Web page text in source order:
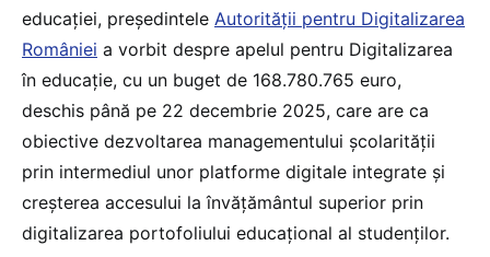
educației, președintele Autorității pentru Digitalizarea
României a vorbit despre apelul pentru Digitalizarea
în educație, cu un buget de 168.780.765 euro,
deschis până pe 22 decembrie 2025, care are ca
obiective dezvoltarea managementului școlarității
prin intermediul unor platforme digitale integrate și
creșterea accesului la învățământul superior prin
digitalizarea portofoliului educațional al studenților.